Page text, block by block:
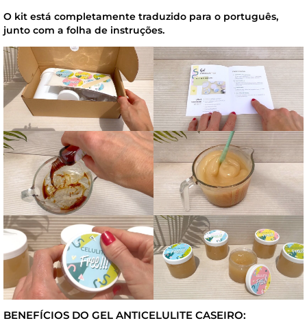
O kit está completamente traduzido para o português,
junto com a folha de instruções.
BENEFÍCIOS DO GEL ANTICELULITE CASEIRO: